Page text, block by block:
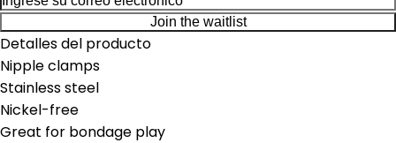
Join the waitlist
Detalles del producto
Nipple clamps
Stainless steel
Nickel-free
Great for bondage play